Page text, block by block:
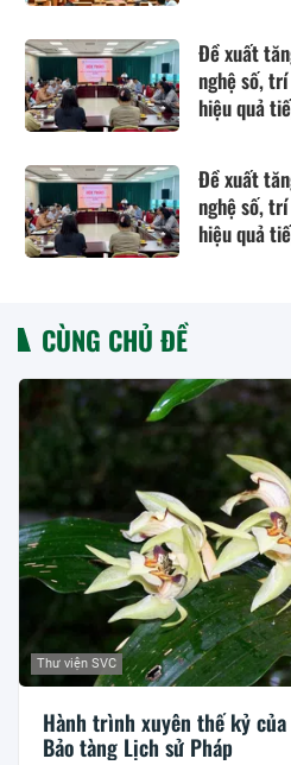
Đề xuất
nghệ số,
hiệu quả
Đề xuất
nghệ số,
hiệu quả
CÙNG CHỦ ĐỀ
Thư viện SVC
Hành trình xuyên thế kỷ
Bảo tàng Lịch sử Pháp